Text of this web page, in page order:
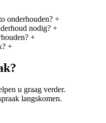
onderhouden? +
nodig? +
+
+
u graag verder.
langskomen.